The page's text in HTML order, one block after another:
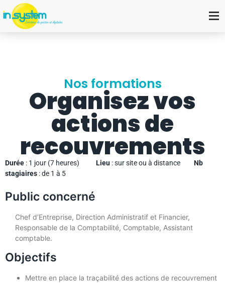
Nos formations
Organisez vos
actions de
recouvrements
Durée : 1 jour (7 heures) Lieu : sur site ou à distance Nb
stagiaires : de 1 à 5
Public concerné
Chef d’Entreprise, Direction Administratif et Financier,
Responsable de la Comptabilité, Comptable, Assistant
comptable.
Objectifs
Mettre en place la traçabilité des actions de recouvrement